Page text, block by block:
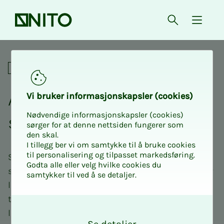
Forsiden Åpne søk
{
Lønn og forhandlinger
Alt om lønn i kom­­­mu­­­nal
sek­tor
Som NITO-medlem i kommunal sektor har du
spesifikke rettigheter og muligheter når det gjelder
lønn. Her finner du alt du trenger for å forstå
tariffavtalene, få oversikt over lønnsstatistikk og
lære hvordan du kan øke lønnen din.
Vi bru­­­ker in­­­for­­­ma­­­sjons­­­kaps­­­­­ler (cookies)
Nødvendige informasjonskapsler (cookies)
sørger for at denne nettsiden fungerer som
den skal.
I tillegg ber vi om samtykke til å bruke cookies
til personalisering og tilpasset markedsføring.
Godta alle eller velg hvilke cookies du
samtykker til ved å se detaljer.